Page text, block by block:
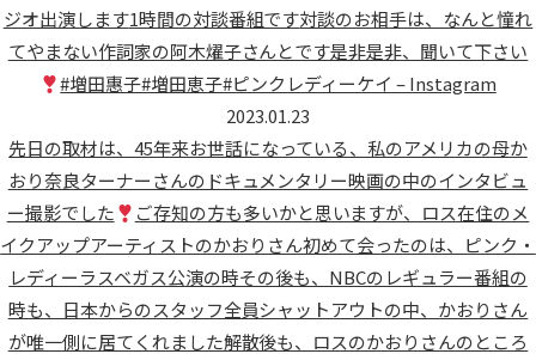
ジオ出演します1時間の対談番組です対談のお相手は、なんと憧れ
てやまない作詞家の阿木燿子さんとです是非是非、聞いて下さい
#増田惠子#増田恵子#ピンクレディーケイ – Instagram
2023.01.23
先日の取材は、45年来お世話になっている、私のアメリカの母か
おり奈良ターナーさんのドキュメンタリー映画の中のインタビュ
ー撮影でした
ご存知の方も多いかと思いますが、ロス在住のメ
イクアップアーティストのかおりさん初めて会ったのは、ピンク・
レディーラスベガス公演の時その後も、NBCのレギュラー番組の
時も、日本からのスタッフ全員シャットアウトの中、かおりさん
が唯一側に居てくれました解散後も、ロスのかおりさんのところ